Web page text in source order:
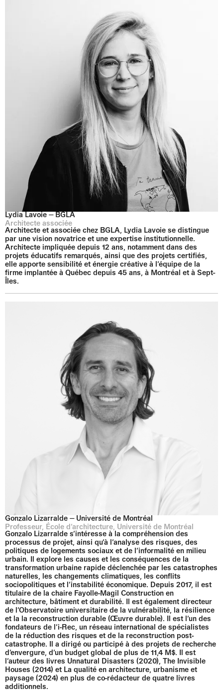
Lydia Lavoie ⏤ BGLA
Architecte associée
Architecte et associée chez BGLA, Lydia Lavoie se distingue
par une vision novatrice et une expertise institutionnelle.
Architecte impliquée depuis 12 ans, notamment dans des
projets éducatifs remarqués, ainsi que des projets certifiés,
elle apporte sensibilité et énergie créative à l’équipe de la
firme implantée à Québec depuis 45 ans, à Montréal et à Sept-
Îles.
Gonzalo Lizarralde ⏤ Université de Montréal
Professeur, École d’architecture, Université de Montréal
Gonzalo Lizarralde s’intéresse à la compréhension des
processus de projet, ainsi qu’à l’analyse des risques, des
politiques de logements sociaux et de l’informalité en milieu
urbain. Il explore les causes et les conséquences de la
transformation urbaine rapide déclenchée par les catastrophes
naturelles, les changements climatiques, les conflits
sociopolitiques et l’instabilité économique. Depuis 2017, il est
titulaire de la chaire Fayolle-Magil Construction en
architecture, bâtiment et durabilité. Il est également directeur
de l’Observatoire universitaire de la vulnérabilité, la résilience
et la la reconstruction durable (Œuvre durable). Il est l’un des
fondateurs de l’i-Rec, un réseau international de spécialistes
de la réduction des risques et de la reconstruction post-
catastrophe. Il a dirigé ou participé à des projets de recherche
d’envergure, d’un budget global de plus de 11,4 M$. Il est
l’auteur des livres Unnatural Disasters (2020), The Invisible
Houses (2014) et La qualité en architecture, urbanisme et
paysage (2024) en plus de co-rédacteur de quatre livres
additionnels.